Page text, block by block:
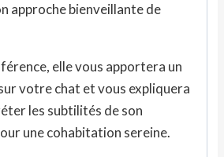
approche bienveillante de
elle vous apportera un
votre chat et vous expliquera
les subtilités de son
une cohabitation sereine.